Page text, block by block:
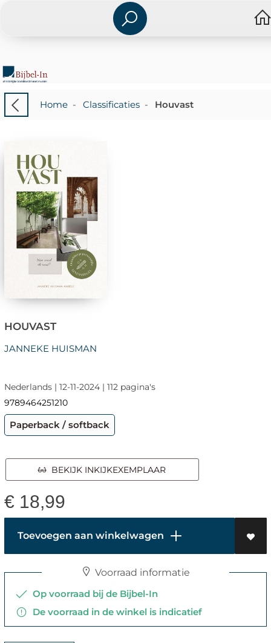
Home- Classificaties- Houvast
HOUVAST
JANNEKE HUISMAN
Nederlands | 12-11-2024 | 112 pagina's
9789464251210
Paperback / softback
BEKIJK INKIJKEXEMPLAAR
€ 18,99
Toevoegen aan winkelwagen
Voorraad informatie
Op voorraad bij de Bijbel-In
De voorraad in de winkel is indicatief